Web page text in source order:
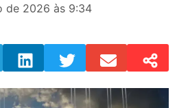
de 2026 às 9:34